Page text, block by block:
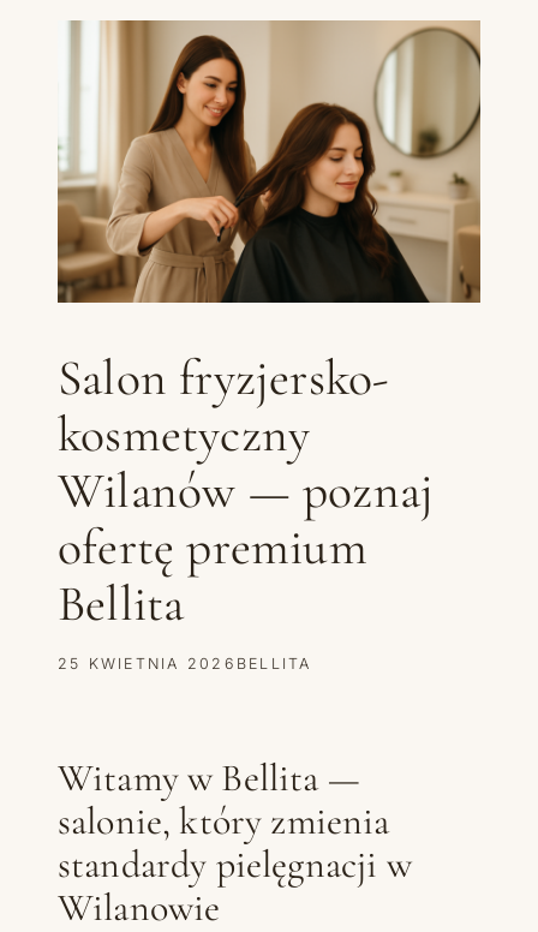
Salon fryzjersko-
kosmetyczny
Wilanów — poznaj
ofertę premium
Bellita
25 KWIETNIA 2026 BELLITA
Witamy w Bellita —
salonie, który zmienia
standardy pielęgnacji w
Wilanowie